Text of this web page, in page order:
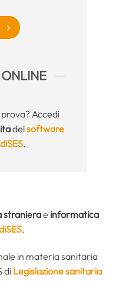
Accedi
delsoftware
.
stranierae informatica
.
in materia sanitaria
diLegislazione sanitaria